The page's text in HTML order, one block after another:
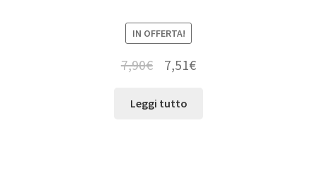
IN OFFERTA!
7,90€ 7,51€
Leggi tutto